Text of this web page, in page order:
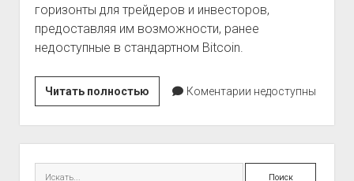
горизонты для трейдеров и инвесторов,
предоставляя им возможности, ранее
недоступные в стандартном Bitcoin.
Читать полностьюWrapped
Bitcoin:
Разбор
Технологии
и
Коментарии недоступны
панель
Поиск